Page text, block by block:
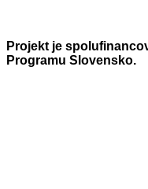
Projekt je
Programu Slovensko.